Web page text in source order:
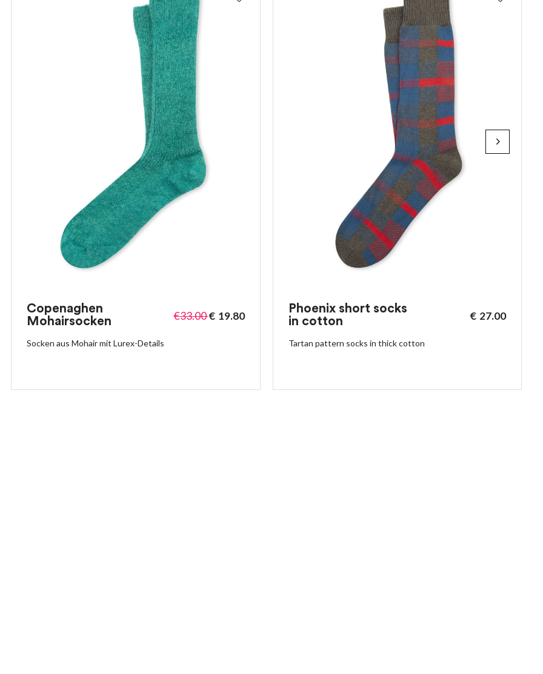
Copenaghen
Mohairsocken
€33.00€ 19.80
Socken aus Mohair mit Lurex-Details
Phoenix short socks
in cotton
€ 27.00
Tartan pattern socks in thick cotton
Ich bin damit einverstanden, Nachrichten und Werbeaktionen zu
REGISTRIEREN SIE SICH